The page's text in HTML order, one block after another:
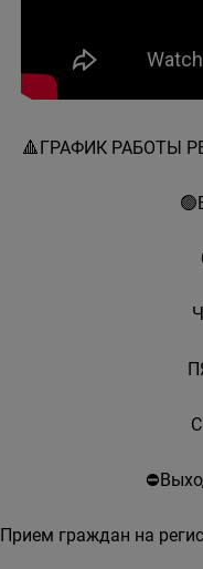
🔺️ГРАФИК РАБОТЫ
Прием граждан на